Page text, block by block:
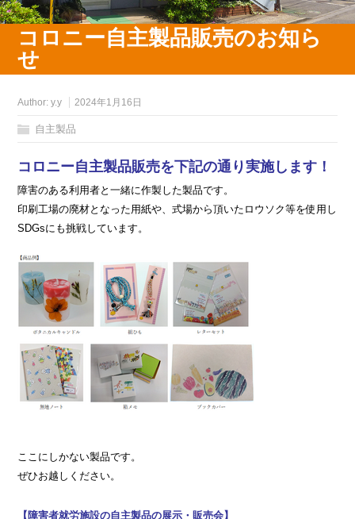
コロニー自主製品販売のお知ら
せ
Author:y.y 2024年1月16日
自主製品
コロニー自主製品販売を下記の通り実施します！
障害のある利用者と一緒に作製した製品です。
印刷工場の廃材となった用紙や、式場から頂いたロウソク等を使用し
SDGsにも挑戦しています。
ここにしかない製品です。
ぜひお越しください。
【障害者就労施設の自主製品の展示・販売会】